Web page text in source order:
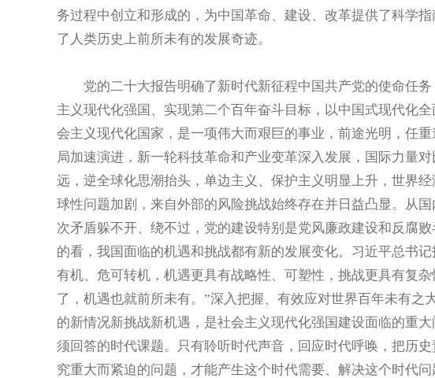
务过程中创立和形成的，为中国革命、建设、改革提供了科学
了人类历史上前所未有的发展奇迹。
党的二十大报告明确了新时代新征程中国共产党的使命任务
主义现代化强国、实现第二个百年奋斗目标，以中国式现代化
会主义现代化国家，是一项伟大而艰巨的事业，前途光明，任
局加速演进，新一轮科技革命和产业变革深入发展，国际力量
远，逆全球化思潮抬头，单边主义、保护主义明显上升，世界
球性问题加剧，来自外部的风险挑战始终存在并日益凸显。从
次矛盾躲不开、绕不过，党的建设特别是党风廉政建设和反腐
的看，我国面临的机遇和挑战都有新的发展变化。习近平总书
有机、危可转机，机遇更具有战略性、可塑性，挑战更具有复
了，机遇也就前所未有。”深入把握、有效应对世界百年未有之
的新情况新挑战新机遇，是社会主义现代化强国建设面临的重
须回答的时代课题。只有聆听时代声音，回应时代呼唤，把历
究重大而紧迫的问题，才能产生这个时代需要、解决这个时代